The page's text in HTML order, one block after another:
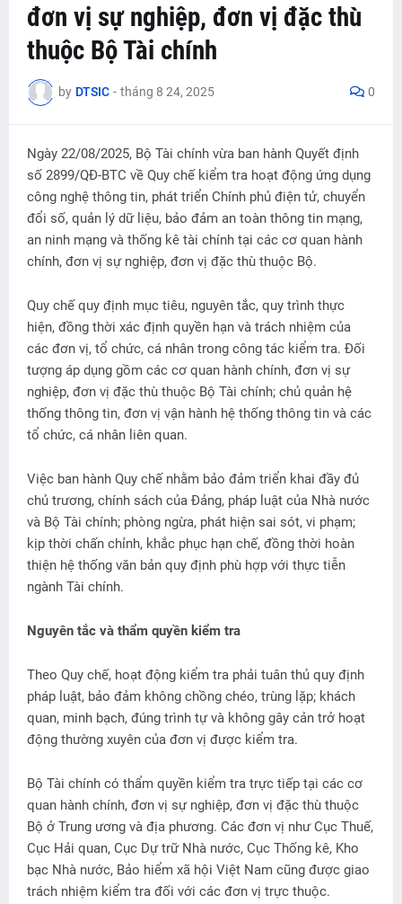
đơn vị sự nghiệp, đơn vị đặc thù
thuộc Bộ Tài chính
by DTSIC - tháng 8 24, 2025 0
Ngày 22/08/2025, Bộ Tài chính vừa ban hành Quyết định
số 2899/QĐ-BTC về Quy chế kiểm tra hoạt động ứng dụng
công nghệ thông tin, phát triển Chính phủ điện tử, chuyển
đổi số, quản lý dữ liệu, bảo đảm an toàn thông tin mạng,
an ninh mạng và thống kê tài chính tại các cơ quan hành
chính, đơn vị sự nghiệp, đơn vị đặc thù thuộc Bộ.
Quy chế quy định mục tiêu, nguyên tắc, quy trình thực
hiện, đồng thời xác định quyền hạn và trách nhiệm của
các đơn vị, tổ chức, cá nhân trong công tác kiểm tra. Đối
tượng áp dụng gồm các cơ quan hành chính, đơn vị sự
nghiệp, đơn vị đặc thù thuộc Bộ Tài chính; chủ quản hệ
thống thông tin, đơn vị vận hành hệ thống thông tin và các
tổ chức, cá nhân liên quan.
Việc ban hành Quy chế nhằm bảo đảm triển khai đầy đủ
chủ trương, chính sách của Đảng, pháp luật của Nhà nước
và Bộ Tài chính; phòng ngừa, phát hiện sai sót, vi phạm;
kịp thời chấn chỉnh, khắc phục hạn chế, đồng thời hoàn
thiện hệ thống văn bản quy định phù hợp với thực tiễn
ngành Tài chính.
Nguyên tắc và thẩm quyền kiểm tra
Theo Quy chế, hoạt động kiểm tra phải tuân thủ quy định
pháp luật, bảo đảm không chồng chéo, trùng lặp; khách
quan, minh bạch, đúng trình tự và không gây cản trở hoạt
động thường xuyên của đơn vị được kiểm tra.
Bộ Tài chính có thẩm quyền kiểm tra trực tiếp tại các cơ
quan hành chính, đơn vị sự nghiệp, đơn vị đặc thù thuộc
Bộ ở Trung ương và địa phương. Các đơn vị như Cục Thuế,
Cục Hải quan, Cục Dự trữ Nhà nước, Cục Thống kê, Kho
bạc Nhà nước, Bảo hiểm xã hội Việt Nam cũng được giao
trách nhiệm kiểm tra đối với các đơn vị trực thuộc.